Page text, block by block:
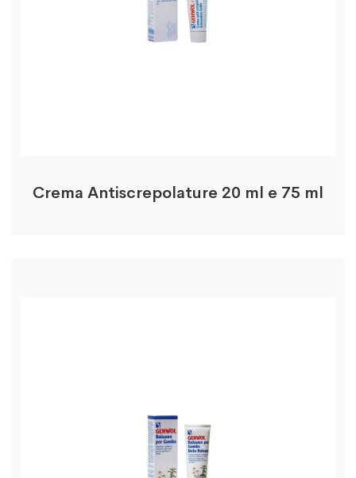
Crema Antiscrepolature 20 ml e 75 ml